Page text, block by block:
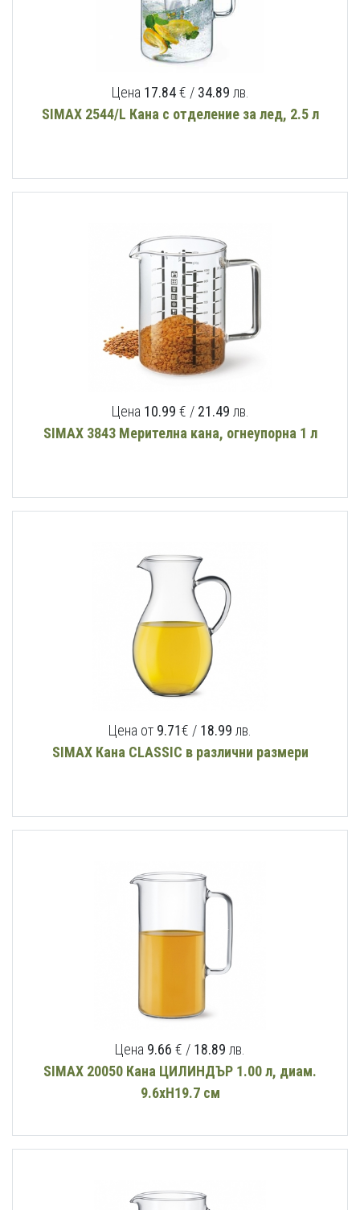
Цена 17.84€ / 34.89 лв.
SIMAX 2544/L Кана с отделение за лед, 2.5 л
Цена 10.99 € / 21.49 лв.
SIMAX 3843 Мерителна кана, огнеупорна 1 л
Цена от 9.71€ / 18.99 лв.
SIMAX Кана CLASSIC в различни размери
Цена 9.66 € / 18.89 лв.
SIMAX 20050 Кана ЦИЛИНДЪР 1.00 л, диам.
9.6xH19.7 см